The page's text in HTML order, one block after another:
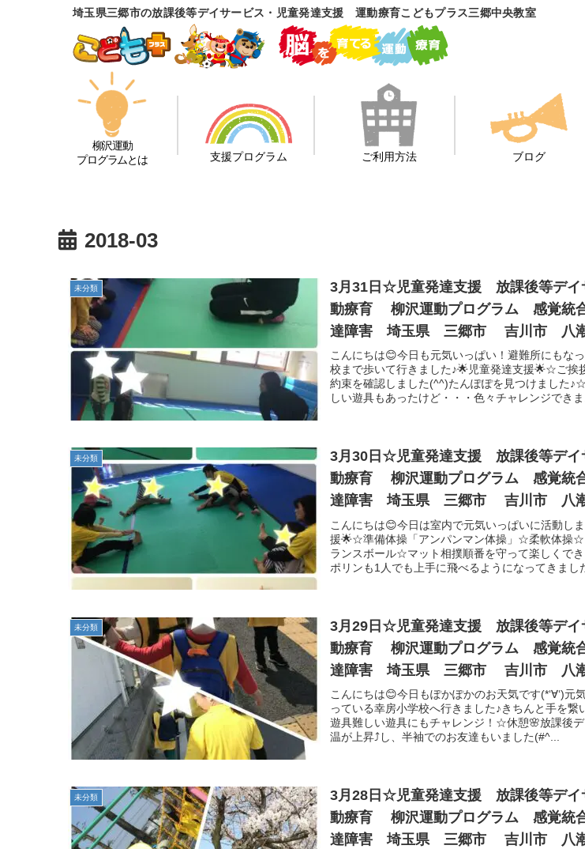
埼玉県三郷市の放課後等デイサービス・児童発達支援 運動療育こどもプラス三郷中央教室
柳沢運動
プログラムとは
支援プログラム ご利用方法 ブログ
2018-03
未分類
3月31日☆児童発達支援 放課後等デ
動療育 柳沢運動プログラム 感覚
達障害 埼玉県 三郷市 吉川市 八
子
こんにちは😊今日も元気いっぱい！避難所にもな
校まで歩いて行きました♪🌟児童発達支援🌟☆ご
約束を確認しました(^^)たんぽぽを見つけました
しい遊具もあったけど・・・色々チャレンジできま
未分類
3月30日☆児童発達支援 放課後等デ
動療育 柳沢運動プログラム 感覚
達障害 埼玉県 三郷市 吉川市 八
子
こんにちは😊今日は室内で元気いっぱいに活動し
援🌟☆準備体操「アンパンマン体操」☆柔軟体操☆
ランスボール☆マット相撲順番を守って楽しくで
ポリンも1人でも上手に飛べるようになってきまし
未分類
3月29日☆児童発達支援 放課後等デ
動療育 柳沢運動プログラム 感覚
達障害 埼玉県 三郷市 吉川市 八
子
こんにちは😊今日もぽかぽかのお天気です(*‘∀‘)元
っている幸房小学校へ行きました♪きちんと手を
遊具難しい遊具にもチャレンジ！☆休憩🌸放課後
温が上昇⤴し、半袖でのお友達もいました(#^...
未分類
3月28日☆児童発達支援 放課後等デ
動療育 柳沢運動プログラム 感覚
達障害 埼玉県 三郷市 吉川市 八